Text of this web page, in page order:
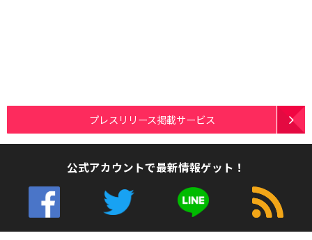
プレスリリース掲載サービス
公式アカウントで最新情報ゲット！